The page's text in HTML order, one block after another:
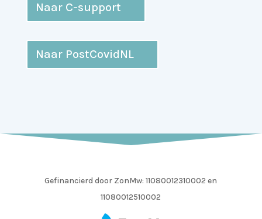
Naar C-support
Naar PostCovidNL
Gefinancierd door ZonMw:11080012310002 en
11080012510002